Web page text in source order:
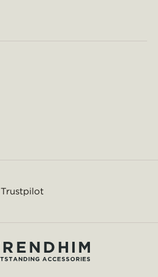
Trustpilot